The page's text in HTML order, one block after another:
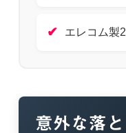
✔ エレコム製
意外な落